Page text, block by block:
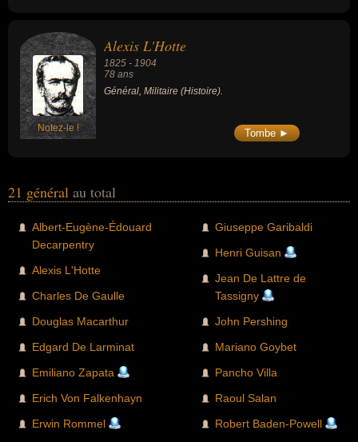
Notez-le !
Alexis L'Hotte
1825 - 1904
78 ans
Général, Militaire (Histoire).
Tombe ►
21 général au total
Albert-Eugène-Édouard
Decarpentry
Alexis L'Hotte
Charles De Gaulle
Douglas Macarthur
Edgard De Larminat
Emiliano Zapata
Erich Von Falkenhayn
Erwin Rommel
Giuseppe Garibaldi
Henri Guisan
Jean De Lattre de
Tassigny
John Pershing
Mariano Goybet
Pancho Villa
Raoul Salan
Robert Baden-Powell